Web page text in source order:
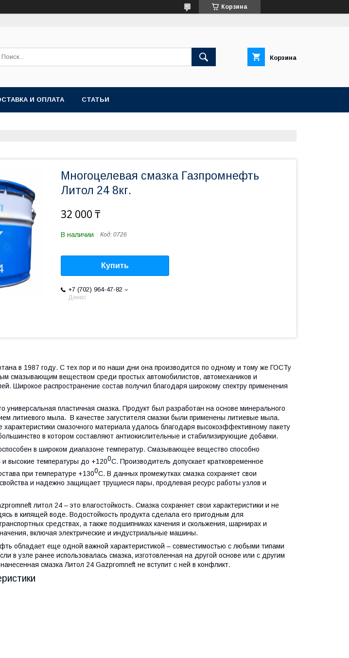
Корзина
Корзина
И ОПЛАТА СТАТЬИ
Многоцелевая смазка Газпромнефть
Литол 24 8кг.
32 000 ₸
В наличии Код: 0726
Купить
+7 (702) 964-47-82
Денис
в 1987 году. С тех пор и по наши дни она производится по одному и тому же ГОСТу
смазывающим веществом среди простых автомобилистов, автомехаников и
Широкое распространение состав получил благодаря широкому спектру применения
универсальная пластичная смазка. Продукт был разработан на основе минерального
литиевого мыла. В качестве загустителя смазки были применены литиевые мыла.
характеристики смазочного материала удалось благодаря высокоэффективному пакету
в котором составляют антиокислительные и стабилизирующие добавки.
в широком диапазоне температур. Смазывающее вещество способно
и высокие температуры до +1200С. Производитель допускает кратковременное
при температуре +1300С. В данных промежутках смазка сохраняет свои
и надежно защищает трущиеся пары, продлевая ресурс работы узлов и
литол 24 – это влагостойкость. Смазка сохраняет свои характеристики и не
в кипящей воде. Водостойкость продукта сделала его пригодным для
средствах, а также подшипниках качения и скольжения, шарнирах и
включая электрические и индустриальные машины.
обладает еще одной важной характеристикой – совместимостью с любыми типами
в узле ранее использовалась смазка, изготовленная на другой основе или с другим
смазка Литол 24 Gazpromneft не вступит с ней в конфликт.